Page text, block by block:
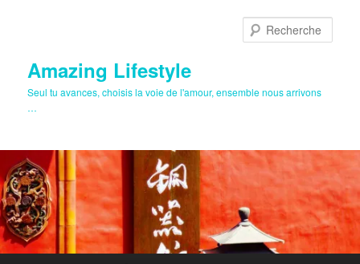
Amazing Lifestyle
Seul tu avances, choisis la voie de l'amour, ensemble nous arrivons
…